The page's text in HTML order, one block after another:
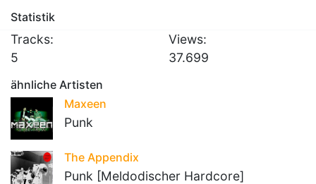
Statistik
Tracks:
5
Views:
37.699
ähnliche Artisten
Maxeen
Punk
The Appendix
Punk [Meldodischer Hardcore]